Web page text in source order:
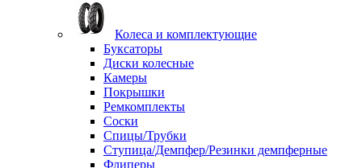
Колеса и комплектующие
Буксаторы
Диски колесные
Камеры
Покрышки
Ремкомплекты
Соски
Спицы/Трубки
Ступица/Демпфер/Резинки демпферные
Флиперы